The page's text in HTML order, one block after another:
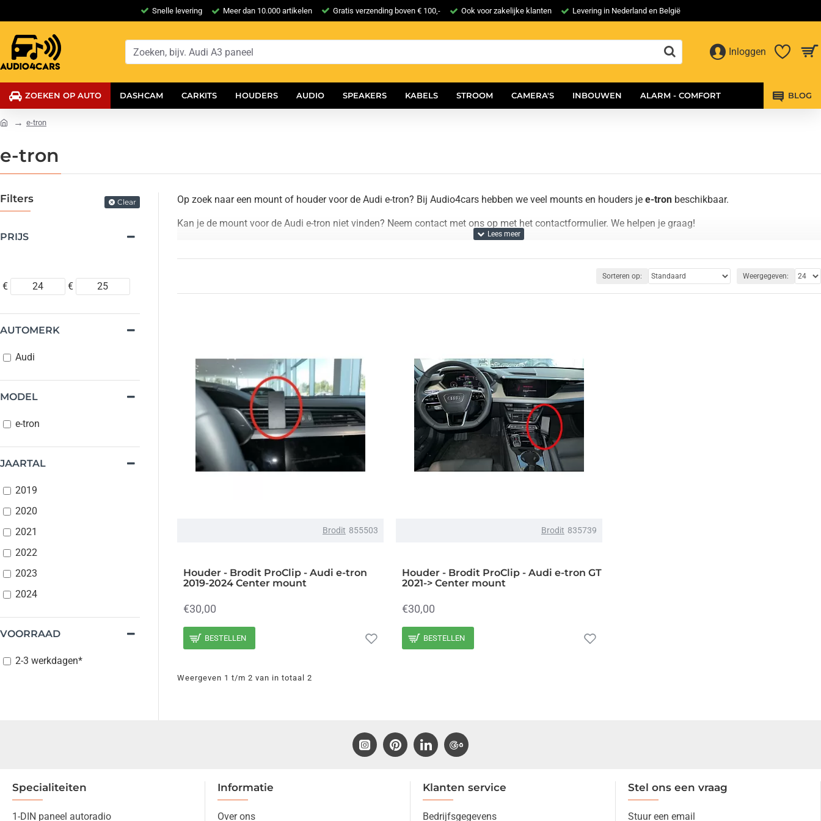
Snelle levering Meer dan 10.000 artikelen Gratis verzending boven € 100,- Ook voor zakelijke klanten Levering in Nederland en België
Inloggen
ZOEKEN OP AUTO DASHCAM CARKITS HOUDERS AUDIO SPEAKERS KABELS STROOM CAMERA'S INBOUWEN ALARM - COMFORT BLOG
e-tron
e-tron
Filters Clear
PRIJS
€ €
JAARTAL
2019
2020
2021
2022
2023
2024
AUTOMERK
Audi
MODEL
e-tron
VOORRAAD
2-3 werkdagen*
Op zoek naar een mount of houder voor de Audi e-tron? Bij Audio4cars hebben we veel mounts en houders je e-tron beschikbaar.
Kan je de mount voor de Audi e-tron niet vinden? Neem contact met ons op met het contactformulier. We helpen je graag!
Sorteren op: Weergegeven:
Brodit 855503
Houder - Brodit ProClip - Audi e-tron
2019-2024 Center mount
€30,00
BESTELLEN
Brodit 835739
Houder - Brodit ProClip - Audi e-tron GT
2021-> Center mount
€30,00
BESTELLEN
Weergeven 1 t/m 2 van in totaal 2
Specialiteiten
1-DIN paneel autoradio
Informatie
Over ons
Klanten service
Bedrijfsgegevens
Stel ons een vraag
Stuur een email